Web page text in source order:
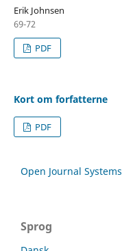
Erik Johnsen
69-72
PDF
Kort om forfatterne
PDF
Open Journal Systems
Sprog